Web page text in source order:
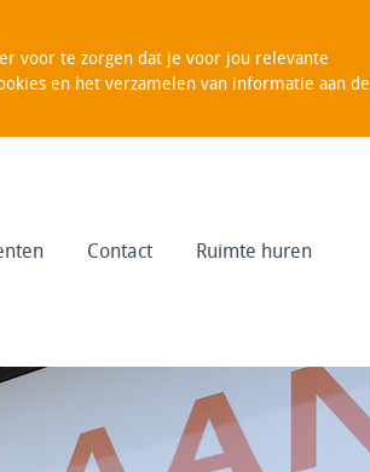
voor te zorgen dat je voor jou relevante
en het verzamelen van informatie aan de
Contact Ruimte huren